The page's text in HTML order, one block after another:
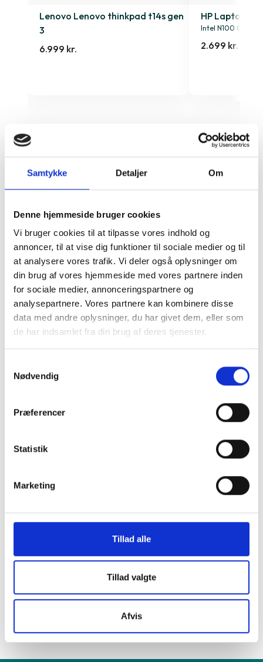
Samtykke Detaljer Om
Denne hjemmeside bruger cookies
Vi bruger cookies til at tilpasse vores indhold og
annoncer, til at vise dig funktioner til sociale medier og til
at analysere vores trafik. Vi deler også oplysninger om
din brug af vores hjemmeside med vores partnere inden
for sociale medier, annonceringspartnere og
analysepartnere. Vores partnere kan kombinere disse
data med andre oplysninger, du har givet dem, eller som
de har indsamlet fra din brug af deres tjenester.
Nødvendig
Præferencer
Statistik
Marketing
Tillad alle
Tillad valgte
Afvis
Lenovo Lenovo thinkpad t14s gen
3
6.999 kr.
HP Laptop
Intel N100 0.9GHz
2.699 kr.
Kom og besøg
os i en af vores
mange
butikker i hele
Danmark
Find din lokale forretningher